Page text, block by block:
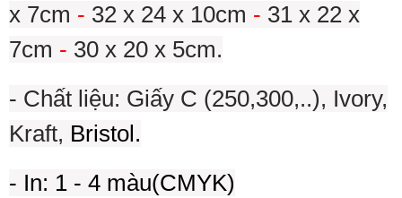
x 7cm - 32 x 24 x 10cm - 31 x 22 x
7cm - 30 x 20 x 5cm.
- Chất liệu: Giấy C (250,300,..), Ivory,
Kraft, Bristol.
- In: 1 - 4 màu(CMYK)